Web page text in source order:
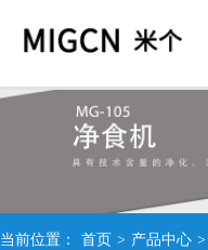
当前位置： 首页 > 产品中心 >